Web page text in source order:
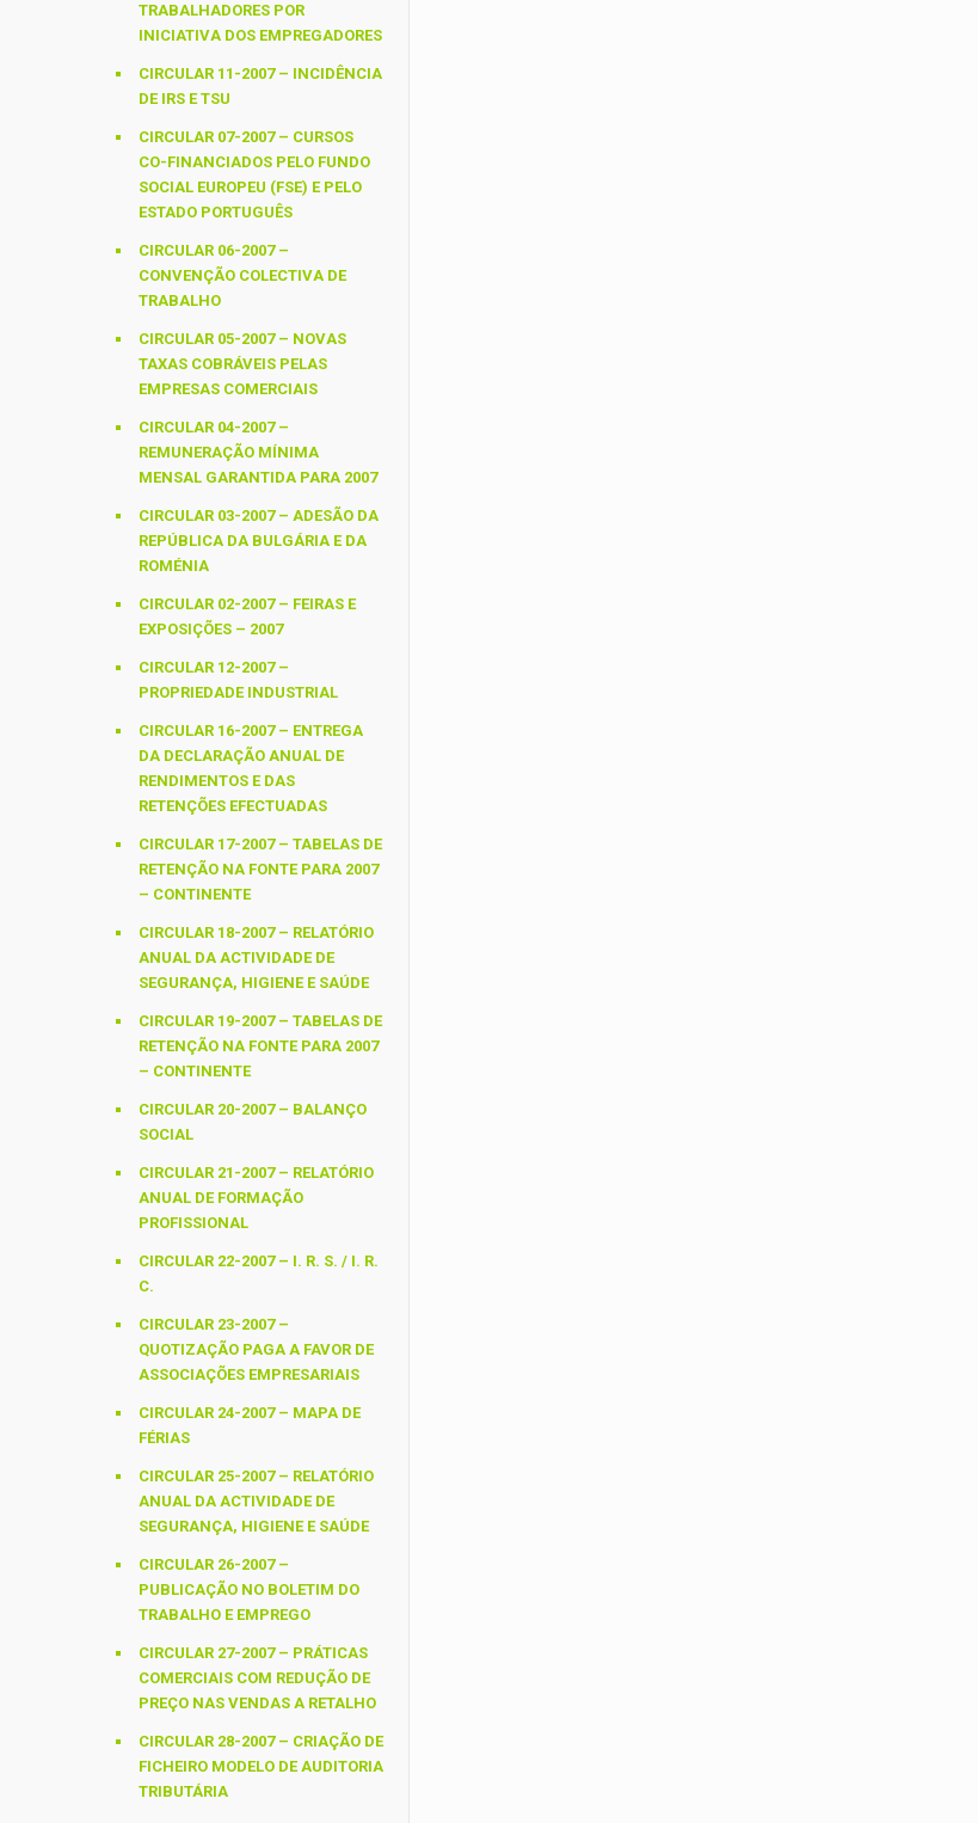
TRABALHADORES POR
INICIATIVA DOS EMPREGADORES
CIRCULAR 11-2007 – INCIDÊNCIA
DE IRS E TSU
CIRCULAR 07-2007 – CURSOS
CO-FINANCIADOS PELO FUNDO
SOCIAL EUROPEU (FSE) E PELO
ESTADO PORTUGUÊS
CIRCULAR 06-2007 –
CONVENÇÃO COLECTIVA DE
TRABALHO
CIRCULAR 05-2007 – NOVAS
TAXAS COBRÁVEIS PELAS
EMPRESAS COMERCIAIS
CIRCULAR 04-2007 –
REMUNERAÇÃO MÍNIMA
MENSAL GARANTIDA PARA 2007
CIRCULAR 03-2007 – ADESÃO DA
REPÚBLICA DA BULGÁRIA E DA
ROMÉNIA
CIRCULAR 02-2007 – FEIRAS E
EXPOSIÇÕES – 2007
CIRCULAR 12-2007 –
PROPRIEDADE INDUSTRIAL
CIRCULAR 16-2007 – ENTREGA
DA DECLARAÇÃO ANUAL DE
RENDIMENTOS E DAS
RETENÇÕES EFECTUADAS
CIRCULAR 17-2007 – TABELAS DE
RETENÇÃO NA FONTE PARA 2007
– CONTINENTE
CIRCULAR 18-2007 – RELATÓRIO
ANUAL DA ACTIVIDADE DE
SEGURANÇA, HIGIENE E SAÚDE
CIRCULAR 19-2007 – TABELAS DE
RETENÇÃO NA FONTE PARA 2007
– CONTINENTE
CIRCULAR 20-2007 – BALANÇO
SOCIAL
CIRCULAR 21-2007 – RELATÓRIO
ANUAL DE FORMAÇÃO
PROFISSIONAL
CIRCULAR 22-2007 – I. R. S. / I. R.
C.
CIRCULAR 23-2007 –
QUOTIZAÇÃO PAGA A FAVOR DE
ASSOCIAÇÕES EMPRESARIAIS
CIRCULAR 24-2007 – MAPA DE
FÉRIAS
CIRCULAR 25-2007 – RELATÓRIO
ANUAL DA ACTIVIDADE DE
SEGURANÇA, HIGIENE E SAÚDE
CIRCULAR 26-2007 –
PUBLICAÇÃO NO BOLETIM DO
TRABALHO E EMPREGO
CIRCULAR 27-2007 – PRÁTICAS
COMERCIAIS COM REDUÇÃO DE
PREÇO NAS VENDAS A RETALHO
CIRCULAR 28-2007 – CRIAÇÃO DE
FICHEIRO MODELO DE AUDITORIA
TRIBUTÁRIA